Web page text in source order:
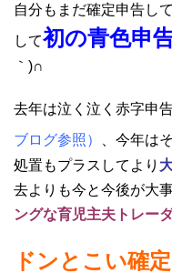
自分もまだ確定申告し
して初の青色申
｀)∩
去年は泣く泣く赤字申
ブログ参照）
、今年は
処置もプラスしてより
去よりも今と今後が大
ングな育児主夫トレー
ドンとこい確